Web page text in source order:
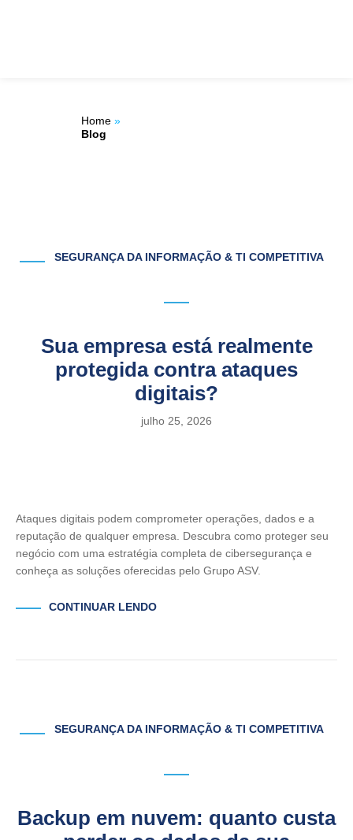
Home »
Blog
SEGURANÇA DA INFORMAÇÃO & TI COMPETITIVA
Sua empresa está realmente
protegida contra ataques
digitais?
julho 25, 2026
Ataques digitais podem comprometer operações, dados e a
reputação de qualquer empresa. Descubra como proteger seu
negócio com uma estratégia completa de cibersegurança e
conheça as soluções oferecidas pelo Grupo ASV.
CONTINUAR LENDO
SEGURANÇA DA INFORMAÇÃO & TI COMPETITIVA
Backup em nuvem: quanto custa